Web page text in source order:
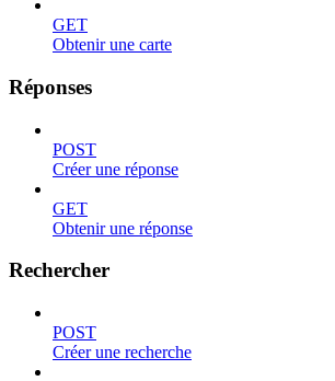
GET
Obtenir une carte
Réponses
POST
Créer une réponse
GET
Obtenir une réponse
Rechercher
POST
Créer une recherche